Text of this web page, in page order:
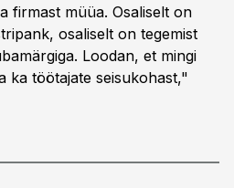
firmast müüa. Osaliselt on
osaliselt on tegemist
Loodan, et mingi
ka töötajate seisukohast,"